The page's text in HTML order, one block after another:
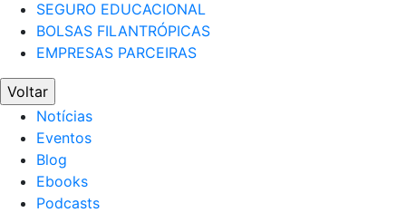
SEGURO EDUCACIONAL
BOLSAS FILANTRÓPICAS
EMPRESAS PARCEIRAS
Voltar
Notícias
Eventos
Blog
Ebooks
Podcasts